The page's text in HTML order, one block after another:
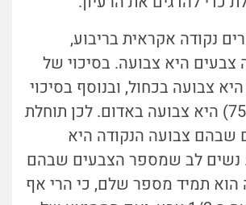
נקודה אקראית בריבוע,
צבעים היא צבועה. בסיכוי של
(או 75%) היא צבועה בכחול, ובנוסף בסיכוי
של 3/4 (או 75%) היא צבועה באדום. לכן תוחלת
שבהם צבועה הנקודה היא
4+3/4=1.5. נשים לב שמספר הצבעים שבהם
הוא תמיד מספר שלם, כי הרי אף